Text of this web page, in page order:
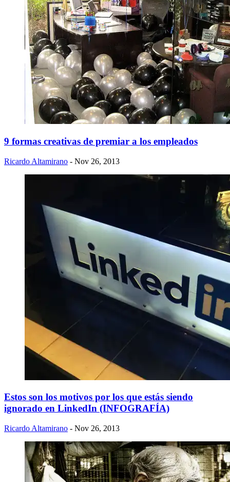
9 formas creativas de premiar a los empleados
Ricardo Altamirano - Nov 26, 2013
Estos son los motivos por los que estás siendo
ignorado en LinkedIn (INFOGRAFÍA)
Ricardo Altamirano - Nov 26, 2013